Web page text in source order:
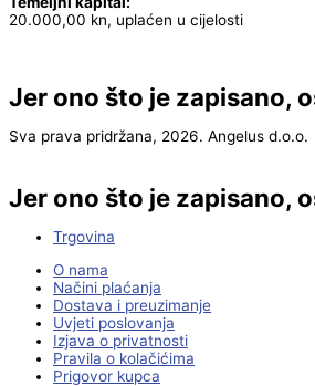
20.000,00 kn, uplaćen u cijelosti
Jer ono što je zapisano,
Sva prava pridržana, 2026. Angelus d.o.o.
Jer ono što je zapisano,
Trgovina
O nama
Načini plaćanja
Dostava i preuzimanje
Uvjeti poslovanja
Izjava o privatnosti
Pravila o kolačićima
Prigovor kupca